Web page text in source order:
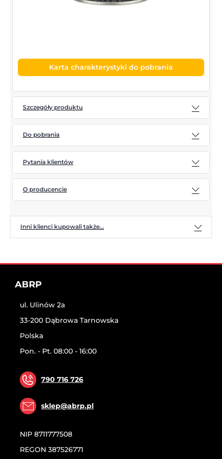
Karta charakterystyki do pobrania
Szczegóły produktu
Do pobrania
Pytania klientów
O producencie
Inni klienci kupowali także...
ABRP
ul. Ulinów 2a
33-200 Dąbrowa Tarnowska
Polska
Pon. - Pt. 08:00 - 16:00
790 716 726
sklep@abrp.pl
NIP 8711777508
REGON 387526771